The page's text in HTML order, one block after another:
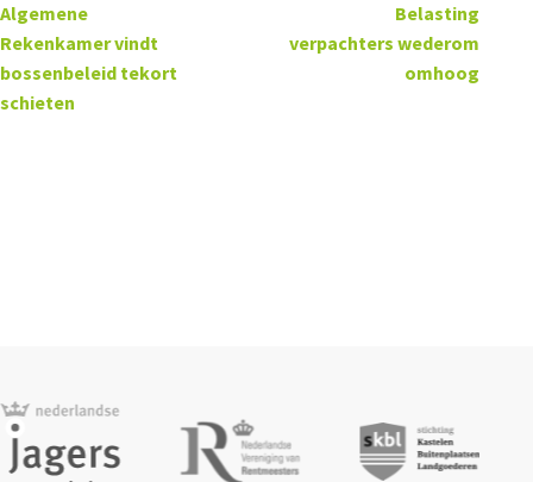
Algemene
Rekenkamer vindt
bossenbeleid tekort
schieten
Belasting
verpachters wederom
omhoog